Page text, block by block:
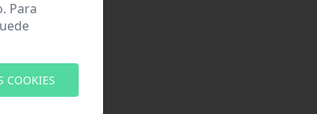
Para
COOKIES